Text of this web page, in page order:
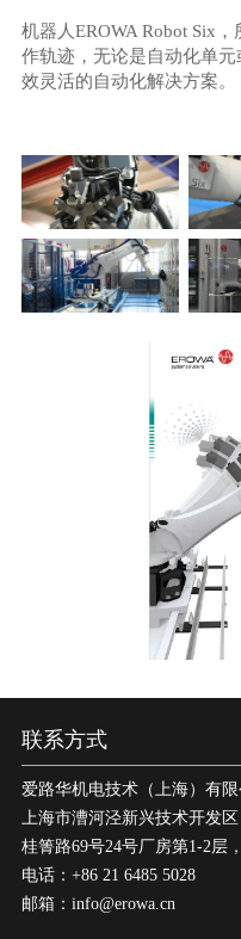
机器人EROWA Robot Six
作轨迹，无论是自动化单
效灵活的自动化解决方案。
联系方式
爱路华机电技术（上海）有限
上海市漕河泾新兴技术开发区
桂箐路69号24号厂房第1-2层
电话：+86 21 6485 5028
邮箱：info@erowa.cn